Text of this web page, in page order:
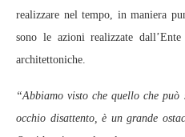
realizzare nel tempo, in maniera
sono le azioni realizzate
architettoniche.
“Abbiamo visto che quello che
occhio disattento, è un grande